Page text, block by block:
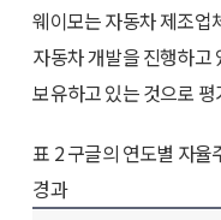
웨이모는 자동차 제조업
자동차 개발을 진행하고
보유하고 있는 것으로
표 2 구글의 연도별 자
경과